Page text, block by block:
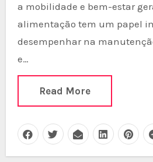
a mobilidade e bem-estar
alimentação tem um papel
desempenhar na
e…
Read More